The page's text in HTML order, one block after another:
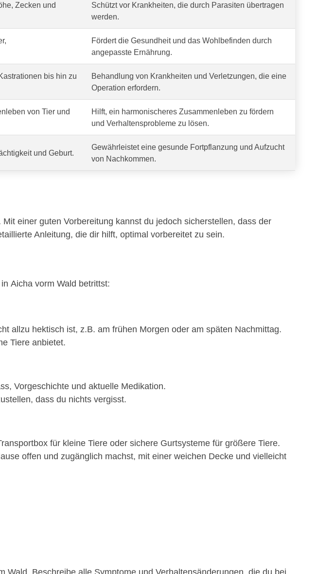
Zecken und
Schützt vor Krankheiten, die durch Parasiten übertragen
werden.
Fördert die Gesundheit und das Wohlbefinden durch
angepasste Ernährung.
bis hin zu
Behandlung von Krankheiten und Verletzungen, die eine
Operation erfordern.
von Tier und
Hilft, ein harmonischeres Zusammenleben zu fördern
und Verhaltensprobleme zu lösen.
und Geburt.
Gewährleistet eine gesunde Fortpflanzung und Aufzucht
von Nachkommen.
einer guten Vorbereitung kannst du jedoch sicherstellen, dass der
Anleitung, die dir hilft, optimal vorbereitet zu sein.
Aicha vorm Wald betrittst:
allzu hektisch ist, z.B. am frühen Morgen oder am späten Nachmittag.
Tiere anbietet.
Vorgeschichte und aktuelle Medikation.
dass du nichts vergisst.
für kleine Tiere oder sichere Gurtsysteme für größere Tiere.
offen und zugänglich machst, mit einer weichen Decke und vielleicht